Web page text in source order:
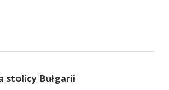
stolicy Bułgarii